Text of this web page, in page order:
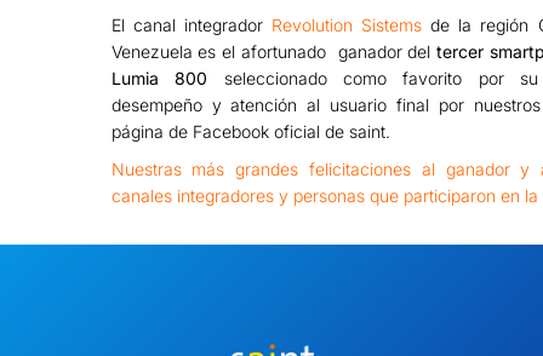
El canal integrador Revolution Sistems de la región
Venezuela es el afortunado ganador deltercer
Lumia 800 seleccionado como favorito por su
desempeño y atención al usuario final por
página de Facebook oficial de saint.
Nuestras más grandes felicitaciones al ganador y
canales integradores y personas que participaron en la